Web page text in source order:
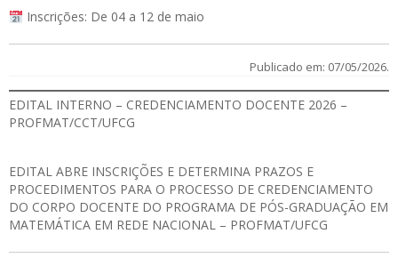
Inscrições: De 04 a 12 de maio
Publicado em: 07/05/2026.
EDITAL INTERNO – CREDENCIAMENTO DOCENTE 2026 –
PROFMAT/CCT/UFCG
EDITAL ABRE INSCRIÇÕES E DETERMINA PRAZOS E
PROCEDIMENTOS PARA O PROCESSO DE CREDENCIAMENTO
DO CORPO DOCENTE DO PROGRAMA DE PÓS-GRADUAÇÃO EM
MATEMÁTICA EM REDE NACIONAL – PROFMAT/UFCG